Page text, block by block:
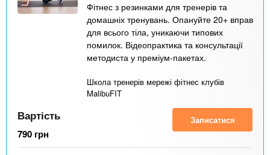
Фітнес з резинками для тренерів та
домашніх тренувань. Опануйте 20+ вправ
для всього тіла, уникаючи типових
помилок. Відеопрактика та консультації
методиста у преміум-пакетах.
Школа тренерів мережі фітнес клубів
MalibuFIT
Вартість
790 грн
Записатися